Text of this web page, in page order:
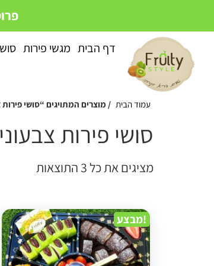
דף הבית מגשי פירות
עמוד הבית / מוצרים המתויגים “סושי פירות
סושי פירות צבעוני
מציגים את כל ⁦3⁩ התוצאות
מבצע!